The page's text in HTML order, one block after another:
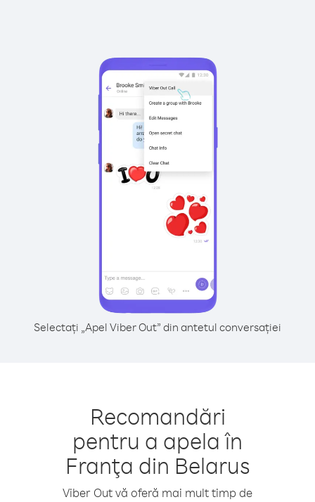
Selectați „Apel Viber Out” din antetul conversației
Recomandări
pentru a apela în
Franţa din Belarus
Viber Out vă oferă mai mult timp de